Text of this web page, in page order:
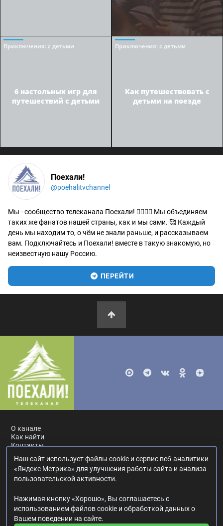
Приключения: с детьми
6 настольных игр для
путешествий с детьми
Приключения: с детьми
Как путешествовать с
детьми на поезде
Поехали!
@poehalitvchannel
Мы - сообщество телеканала Поехали! 🙋‍♂️🙋‍♀️ Мы объединяем
таких же фанатов нашей страны, как и мы сами. 🥰 Каждый
день мы находим то, о чём не знали раньше, и рассказываем
вам. Подключайтесь и Поехали! вместе в такую знакомую, но
неизвестную нашу Россию.
ПЕРЕЙТИ
О канале
Как найти
Контакты
Россия, Москва, ул. Ак. Королёва, 19.+7 495 617-55-80
© 2017—2026. Редакция телеканала «Поехали!».
Все права на любые материалы, опубликованные на сайте,
защищены.
Наш сайт использует файлы cookie и сервис веб-аналитики
«Яндекс Метрика» для улучшения работы сайта и анализа
пользовательской активности.
Нажимая кнопку «Хорошо», Вы соглашаетесь с
использованием файлов cookie и обработкой данных о
Вашем поведении на сайте.